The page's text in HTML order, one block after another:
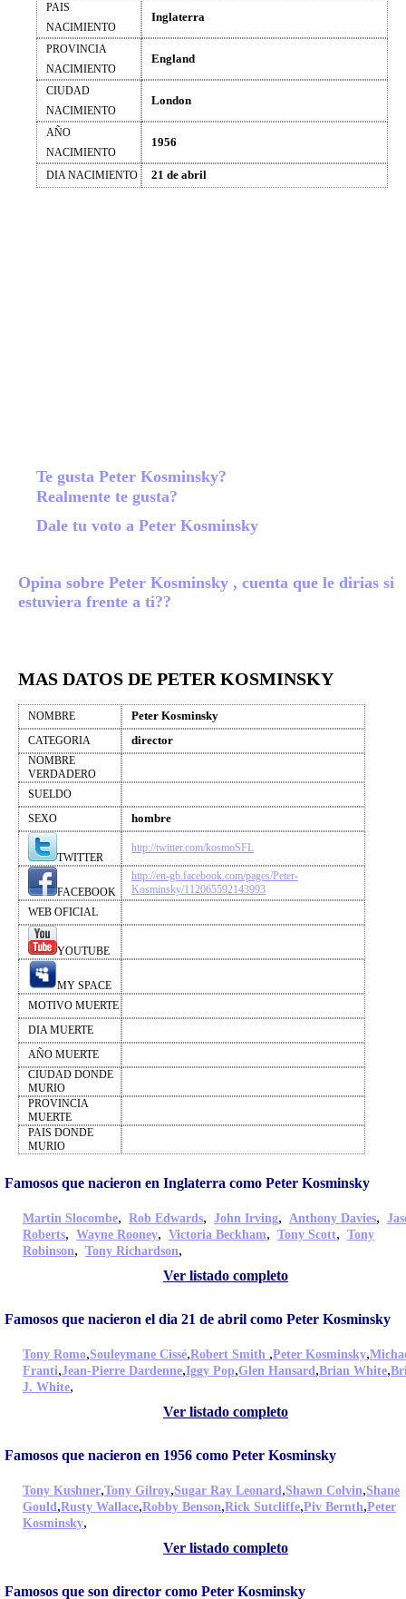
PAIS
NACIMIENTO
Inglaterra
PROVINCIA
NACIMIENTO
England
CIUDAD
NACIMIENTO
London
AÑO
NACIMIENTO
1956
DIA NACIMIENTO 21 de abril
Te gusta Peter Kosminsky?
Realmente te gusta?
Dale tu voto a Peter Kosminsky
Opina sobre Peter Kosminsky , cuenta que le dirias si
estuviera frente a ti??
MAS DATOS DE PETER KOSMINSKY
NOMBRE Peter Kosminsky
CATEGORIA director
NOMBRE
VERDADERO
SUELDO
SEXO
hombre
TWITTER
http://twitter.com/kosmoSFL
FACEBOOK
http://en-gb.facebook.com/pages/Peter-
Kosminsky/112065592143993
WEB OFICIAL
YOUTUBE
MY SPACE
MOTIVO MUERTE
DIA MUERTE
AÑO MUERTE
CIUDAD DONDE
MURIO
PROVINCIA
MUERTE
PAIS DONDE
MURIO
Famosos que nacieron en Inglaterra como Peter Kosminsky
Martin Slocombe, Rob Edwards, John Irving, Anthony Davies,
Roberts, Wayne Rooney, Victoria Beckham, Tony Scott, Tony
Robinson, Tony Richardson,
Ver listado completo
Famosos que nacieron el dia 21 de abril como Peter Kosminsky
Tony Romo,Souleymane Cissé,Robert Smith ,Peter Kosminsky,
Franti,Jean-Pierre Dardenne,Iggy Pop,Glen Hansard,Brian White,
J. White,
Ver listado completo
Famosos que nacieron en 1956 como Peter Kosminsky
Tony Kushner,Tony Gilroy,Sugar Ray Leonard,Shawn Colvin,Shane
Gould,Rusty Wallace,Robby Benson,Rick Sutcliffe,Piv Bernth,Peter
Kosminsky,
Ver listado completo
Famosos que son director como Peter Kosminsky